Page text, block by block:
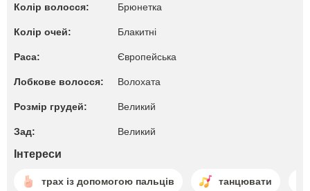
Колір волосся: Брюнетка
Колір очей: Блакитні
Раса: Європейська
Лобкове волосся: Волохата
Розмір грудей: Великий
Зад: Великий
Інтереси
трах із допомогою пальців танцювати